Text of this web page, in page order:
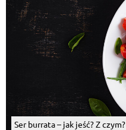
Ser burrata – jak jeść? Z czym?